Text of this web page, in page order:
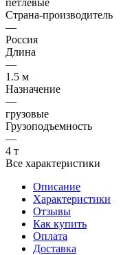
Страна-производитель
—
Россия
Длина
—
1.5 м
Назначение
—
грузовые
Грузоподъемность
—
4 т
Все характеристики
Описание
Характеристики
Отзывы
Как купить
Оплата
Доставка